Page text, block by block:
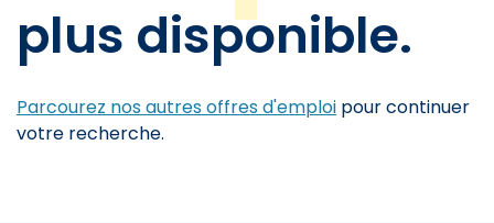
plus disponible.
Parcourez nos autres offres d'emploi pour continuer
votre recherche.